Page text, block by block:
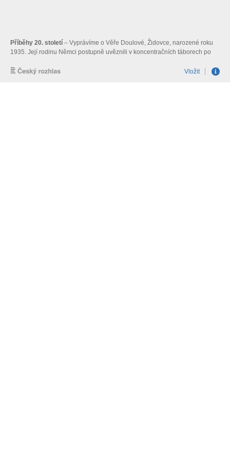
Příběhy 20. století – Vyprávíme o Věře Doulové, Židovce, narozené roku
1935. Její rodinu Němci postupně uvěznili v koncentračních táborech po
zůstala ve válečné Praze úplně sama. Připravil Adam Drda.
Vložit